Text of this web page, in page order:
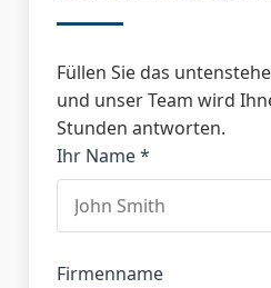
Füllen Sie das
und unser Team wird
Stunden antworten.
Ihr Name *
Firmenname